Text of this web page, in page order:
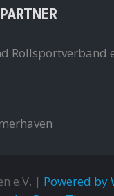
Rollsportverband
e.V. | Powered by